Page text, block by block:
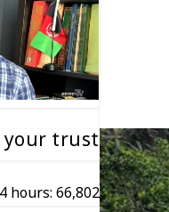
trust
hours: 66,802